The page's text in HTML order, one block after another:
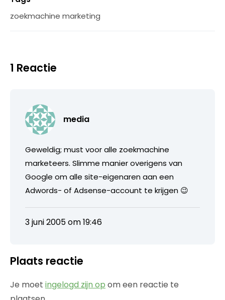
zoekmachine marketing
1 Reactie
media
Geweldig; must voor alle zoekmachine
marketeers. Slimme manier overigens van
Google om alle site-eigenaren aan een
Adwords- of Adsense-account te krijgen 😉
3 juni 2005 om 19:46
Plaats reactie
Je moet ingelogd zijn op om een reactie te